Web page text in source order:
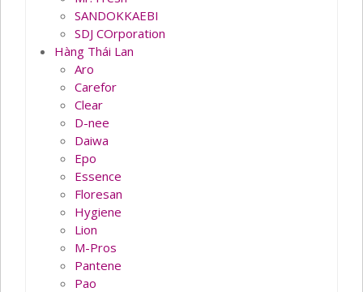
SANDOKKAEBI
SDJ COrporation
Hàng Thái Lan
Aro
Carefor
Clear
D-nee
Daiwa
Epo
Essence
Floresan
Hygiene
Lion
M-Pros
Pantene
Pao